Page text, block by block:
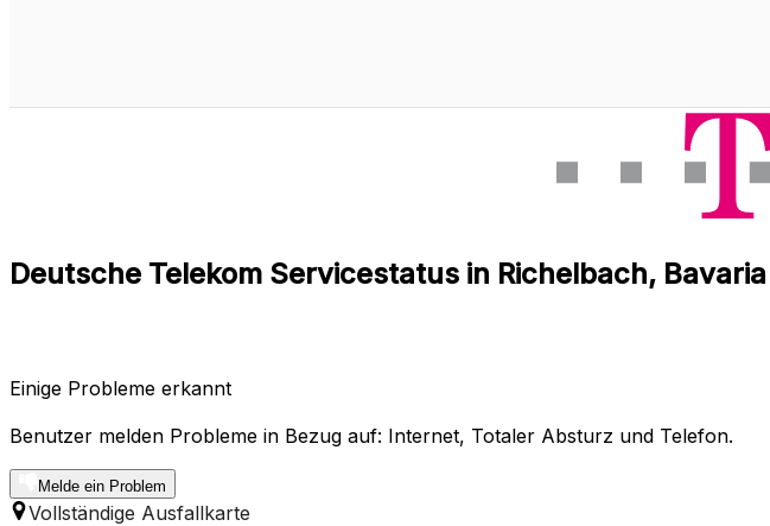
Deutsche Telekom Servicestatus in Richelbach, Bavaria
Einige Probleme erkannt
Benutzer melden Probleme in Bezug auf: Internet, Totaler Absturz und Telefon.
Melde ein Problem
Vollständige Ausfallkarte